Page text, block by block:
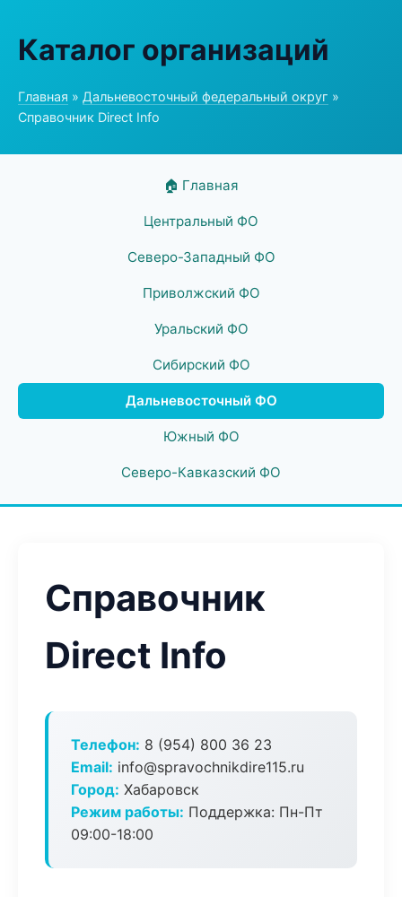
Каталог организаций
Главная » Дальневосточный федеральный округ »
Справочник Direct Info
🏠 Главная
Центральный ФО
Северо-Западный ФО
Приволжский ФО
Уральский ФО
Сибирский ФО
Дальневосточный ФО
Южный ФО
Северо-Кавказский ФО
Справочник
Direct Info
Телефон: 8 (954) 800 36 23
Email: info@spravochnikdire115.ru
Город: Хабаровск
Режим работы: Поддержка: Пн-Пт
09:00-18:00